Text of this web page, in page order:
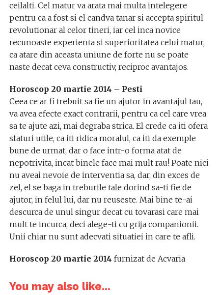
ceilalti. Cel matur va arata mai multa intelegere
pentru ca a fost si el candva tanar si accepta spiritul
revolutionar al celor tineri, iar cel inca novice
recunoaste experienta si superioritatea celui matur,
ca atare din aceasta uniune de forte nu se poate
naste decat ceva constructiv, reciproc avantajos.
Horoscop 20 martie 2014 – Pesti
Ceea ce ar fi trebuit sa fie un ajutor in avantajul tau,
va avea efecte exact contrarii, pentru ca cel care vrea
sa te ajute azi, mai degraba strica. El crede ca iti ofera
sfaturi utile, ca iti ridica moralul, ca iti da exemple
bune de urmat, dar o face intr-o forma atat de
nepotrivita, incat binele face mai mult rau! Poate nici
nu aveai nevoie de interventia sa, dar, din exces de
zel, el se baga in treburile tale dorind sa-ti fie de
ajutor, in felul lui, dar nu reuseste. Mai bine te-ai
descurca de unul singur decat cu tovarasi care mai
mult te incurca, deci alege-ti cu grija companionii.
Unii chiar nu sunt adecvati situatiei in care te afli.
Horoscop 20 martie 2014 furnizat de Acvaria
You may also like...